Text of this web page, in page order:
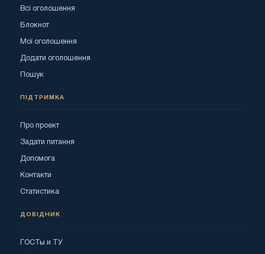
Всі оголошення
Блокнот
Мої оголошення
Додати оголошення
Пошук
ПІДТРИМКА
Про проект
Задати питання
Допомога
Контакти
Статистика
ДОВІДНИК
ГОСТы и ТУ